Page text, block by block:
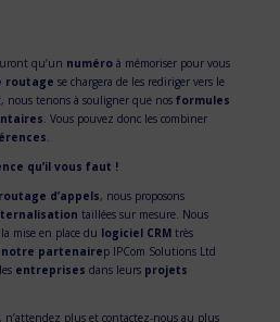
qu’un numéro à mémoriser pour vous
routage se chargera de les rediriger vers le
nous tenons à souligner que nos formules
. Vous pouvez donc les combiner
qu’il vous faut !
d’appels, nous proposons
taillées sur mesure. Nous
mise en place du logiciel CRMtrès
partenairep IPCom Solutions Ltd
entreprises dans leurs projets
n’attendez plus et contactez-nous au plus